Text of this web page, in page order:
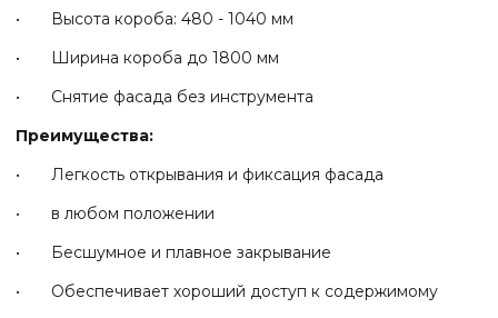
• Высота короба: 480 - 1040 мм
• Ширина короба до 1800 мм
• Снятие фасада без инструмента
Преимущества:
• Легкость открывания и фиксация фасада
• в любом положении
• Бесшумное и плавное закрывание
• Обеспечивает хороший доступ к содержимому